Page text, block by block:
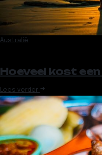
Australië
Hoeveel kost
Lees verder